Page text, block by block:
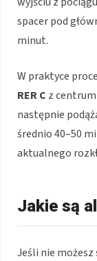
spacer pod
minut.
W praktyce
RER C z centrum
następnie
średnio 40–50
aktualnego
Jakie są
Jeśli nie